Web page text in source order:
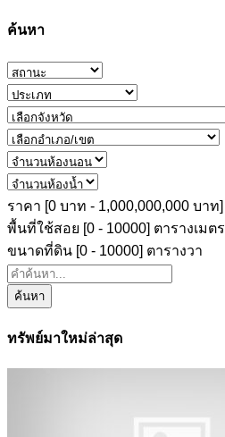
ค้นหา
ราคา [0 บาท - 1,000,000,000 บาท]
พื้นที่ใช้สอย [0 - 10000] ตารางเมตร
ขนาดที่ดิน [0 - 10000] ตารางวา
ค้นหา
ทรัพย์มาใหม่ล่าสุด